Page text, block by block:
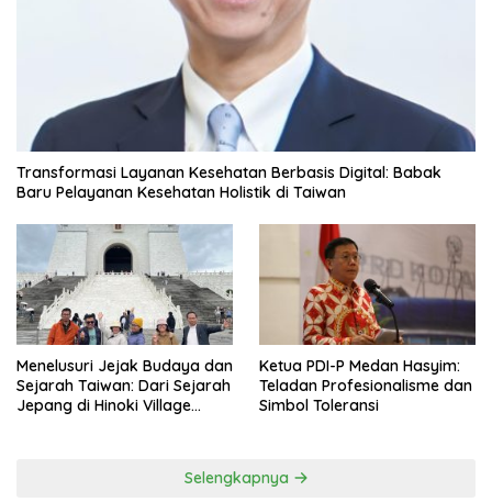
Transformasi Layanan Kesehatan Berbasis Digital: Babak
Baru Pelayanan Kesehatan Holistik di Taiwan
Menelusuri Jejak Budaya dan
Sejarah Taiwan: Dari Sejarah
Jepang di Hinoki Village
Ketua PDI-P Medan Hasyim:
Teladan Profesionalisme dan
Simbol Toleransi
Selengkapnya